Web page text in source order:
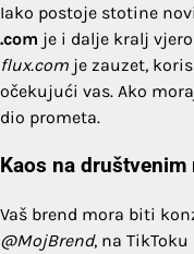
Iako postoje stotine
.com je i dalje kralj
flux.com je zauzet,
očekujući vas. Ako
dio prometa.
Kaos na društvenim
Vaš brend mora biti
@MojBrend, na TikToku